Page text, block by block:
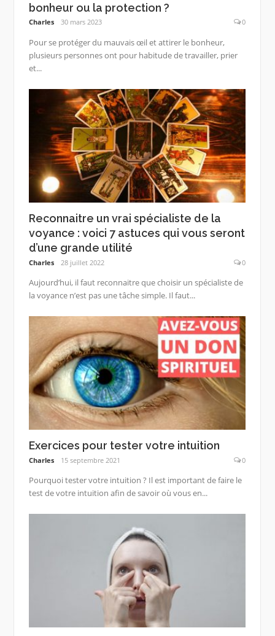
bonheur ou la protection ?
Charles 30 mars 2023 0
Pour se protéger du mauvais œil et attirer le bonheur,
plusieurs personnes ont pour habitude de travailler, prier
et...
Reconnaitre un vrai spécialiste de la
voyance : voici 7 astuces qui vous seront
d’une grande utilité
Charles 28 juillet 2022 0
Aujourd’hui, il faut reconnaitre que choisir un spécialiste de
la voyance n’est pas une tâche simple. Il faut...
Exercices pour tester votre intuition
Charles 15 septembre 2021 0
Pourquoi tester votre intuition ? Il est important de faire le
test de votre intuition afin de savoir où vous en...